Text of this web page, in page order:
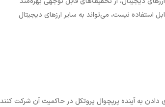
استفاده نیست، می‌تواند به سایر ارزهای دیجیتال